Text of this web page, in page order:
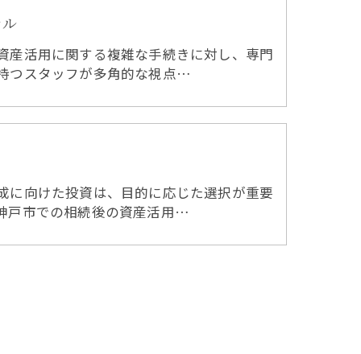
産活用に関する複雑な手続きに対し、専門
つスタッフが多角的な視点…
に向けた投資は、目的に応じた選択が重要
戸市での相続後の資産活用…